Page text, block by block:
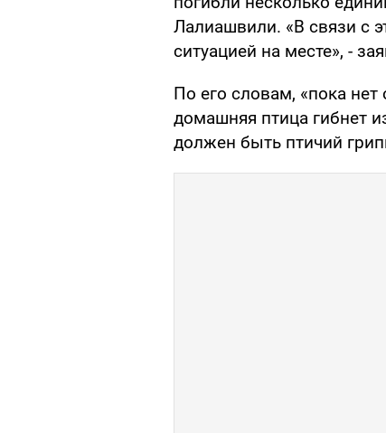
Лалиашвили. «В связи с
ситуацией на месте», -
По его словам, «пока нет
домашняя птица гибнет
должен быть птичий